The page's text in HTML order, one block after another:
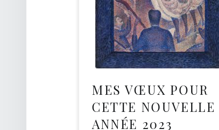
O
A
C
H
D
E
V
I
E
MES VŒUX POUR
CETTE NOUVELLE
ANNÉE 2023